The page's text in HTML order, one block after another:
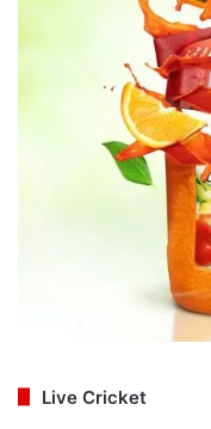
Live Cricket